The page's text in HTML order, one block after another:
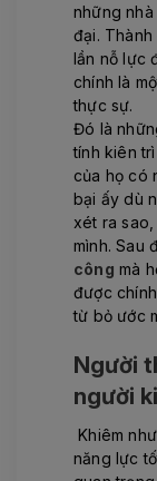
những
đại. Thành
lần nỗ lực
chính là
thực sự.
Đó là
tính kiên
của họ có
bại ấy dù
xét ra
mình. Sau
công mà
được
từ bỏ ước
Người
người
Khiêm
năng lực